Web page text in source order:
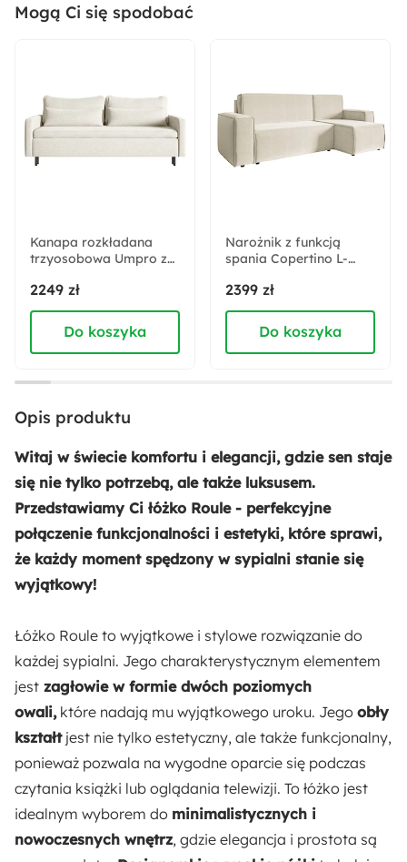
Pomieszczenie:
Sypialnia
Akcja specjalna:
Nowość
Materiał listew:
Drewno
Materiał obicia:
Tkanina
Rodzaj podstawy:
Stelaż
Materiał stelaża:
Drewno
Materiał podstawy:
Drewno Płyta meblowa
Materiał zagłowia:
Drewno
Powierzchnia spania:
140x200 cm
Odpowiedzialny wybór:
Mogą Ci się spodobać
Kanapa rozkładana
trzyosobowa Umpro z
szenil
2249 zł
Do koszyka
Narożnik z funkcją
spania Copertino L-
uniwersalny kremowy
welur hydrofobowy
2399 zł
Do koszyka
Opis produktu
Witaj w świecie komfortu i elegancji, gdzie sen staje
się nie tylko potrzebą, ale także luksusem.
Przedstawiamy Ci łóżko Roule - perfekcyjne
połączenie funkcjonalności i estetyki, które sprawi,
że każdy moment spędzony w sypialni stanie się
wyjątkowy!
Łóżko Roule to wyjątkowe i stylowe rozwiązanie do
każdej sypialni. Jego charakterystycznym elementem
jest zagłowie w formie dwóch poziomych
owali, które nadają mu wyjątkowego uroku. Jego obły
kształtjest nie tylko estetyczny, ale także funkcjonalny,
ponieważ pozwala na wygodne oparcie się podczas
czytania książki lub oglądania telewizji. To łóżko jest
idealnym wyborem do minimalistycznych i
nowoczesnych wnętrz, gdzie elegancja i prostota są